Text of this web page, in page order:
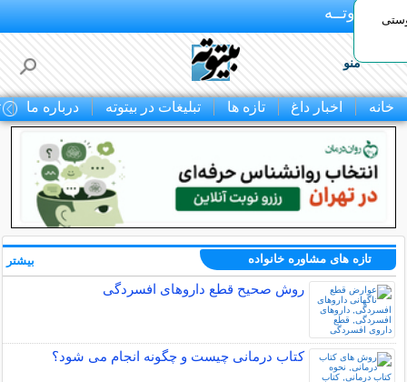
بـیتوتــه
منو
خانه اخبار داغ تازه ها تبلیغات در بیتوته درباره ما
تازه های مشاوره خانواده
روش صحیح قطع داروهای افسردگی
کتاب درمانی چیست و چگونه انجام می شود؟
بیشتر